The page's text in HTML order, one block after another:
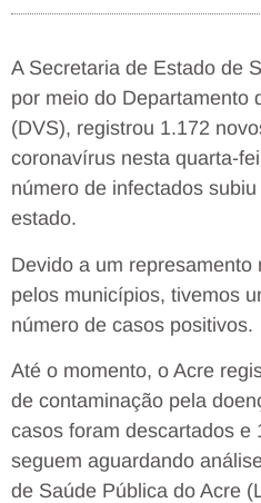
A Secretaria de Estado de
por meio do Departamento
(DVS), registrou 1.172
coronavírus nesta quarta-
número de infectados
estado.
Devido a um
pelos municípios, tivemos
número de casos positivos.
Até o momento, o Acre
de contaminação pela
casos foram descartados e
seguem aguardando
de Saúde Pública do Acre